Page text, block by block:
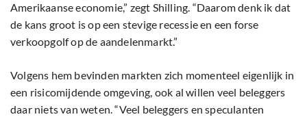
Amerikaanse economie,” zegt Shilling. “Daarom denk ik dat
de kans groot is op een stevige recessie en een forse
verkoopgolf op de aandelenmarkt.”
Volgens hem bevinden markten zich momenteel eigenlijk in
een risicomijdende omgeving, ook al willen veel beleggers
daar niets van weten. “Veel beleggers en speculanten